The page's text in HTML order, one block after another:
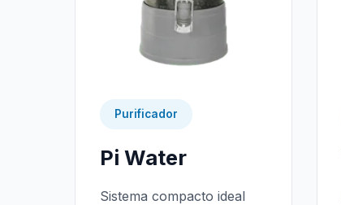
Purificador
Pi Water
Sistema compacto ideal